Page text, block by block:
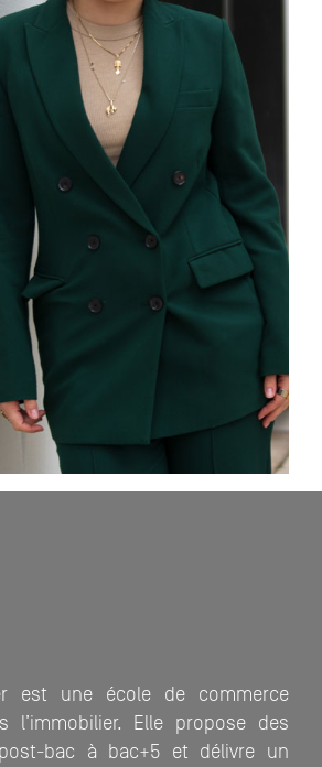
est une école de commerce
l’immobilier. Elle propose des
bac à bac+5 et délivre un